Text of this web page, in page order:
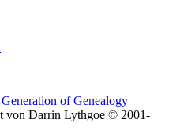
of Genealogy
von Darrin Lythgoe © 2001-